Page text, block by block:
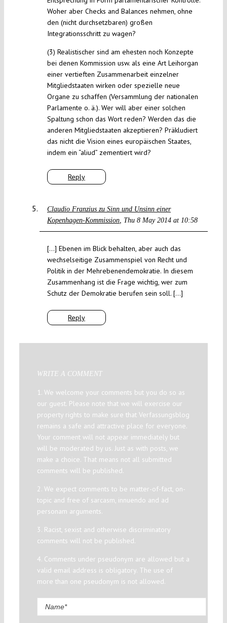
Reply
Woher aber Checks and Balances nehmen, ohne
den (nicht durchsetzbaren) großen
Integrationsschritt zu wagen?
(3) Realistischer sind am ehesten noch Konzepte
bei denen Kommission usw. als eine Art Leihorgan
einer vertieften Zusammenarbeit einzelner
Mitgliedstaaten wirken oder spezielle neue
Organe zu schaffen (Versammlung der nationalen
Parlamente o. ä.). Wer will aber einer solchen
Spaltung schon das Wort reden? Werden das die
anderen Mitgliedstaaten akzeptieren? Präkludiert
das nicht die Vision eines europäischen Staates,
indem ein “aliud” zementiert wird?
Claudio Franzius zu Sinn und Unsinn einer
Kopenhagen-Kommission
Thu 8 May 2014 at 10:58
Reply
[…] Ebenen im Blick behalten, aber auch das
wechselseitige Zusammenspiel von Recht und
Politik in der Mehrebenendemokratie. In diesem
Zusammenhang ist die Frage wichtig, wer zum
Schutz der Demokratie berufen sein soll. […]
WRITE A COMMENT
1. We welcome your comments but you do so as
our guest. Please note that we will exercise our
property rights to make sure that Verfassungsblog
remains a safe and attractive place for everyone.
Your comment will not appear immediately but
will be moderated by us. Just as with posts, we
make a choice. That means not all submitted
comments will be published.
2. We expect comments to be matter-of-fact, on-
topic and free of sarcasm, innuendo and ad
personam arguments.
3. Racist, sexist and otherwise discriminatory
comments will not be published.
4. Comments under pseudonym are allowed but a
valid email address is obligatory. The use of
more than one pseudonym is not allowed.